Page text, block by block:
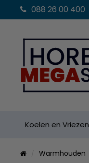
088 26 00 400
Koelen en Vriezen
Warmhouden